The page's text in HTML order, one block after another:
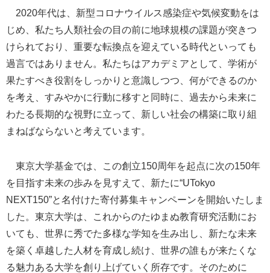
2020年代は、新型コロナウイルス感染症や気候変動をは
じめ、私たち人類社会の目の前に地球規模の課題が突きつ
けられており、重要な転換点を迎えている時代といっても
過言ではありません。私たちはアカデミアとして、学術が
果たすべき役割をしっかりと意識しつつ、何ができるのか
を考え、すみやかに行動に移すと同時に、過去から未来に
わたる長期的な視野に立って、新しい社会の構築に取り組
まねばならないと考えています。
東京大学基金では、この創立150周年を起点に次の150年
を目指す未来の歩みを見すえて、新たに“UTokyo
NEXT150”と名付けた寄付募集キャンペーンを開始いたしま
した。東京大学は、これからのたゆまぬ教育研究活動にお
いても、世界に秀でた多様な学知を生み出し、新たな未来
を築く卓越した人材を育成し続け、世界の誰もが来たくな
る魅力ある大学を創り上げていく所存です。そのために